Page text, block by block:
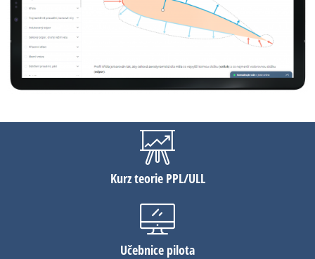
Kurz teorie PPL/ULL
Učebnice pilota